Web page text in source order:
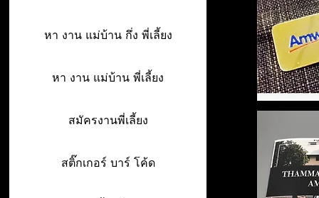
หา งาน แม่บ้าน กึ่ง พี่เลี้ยง
หา งาน แม่บ้าน พี่เลี้ยง
สมัครงานพี่เลี้ยง
สติ๊กเกอร์ บาร์ โค้ด